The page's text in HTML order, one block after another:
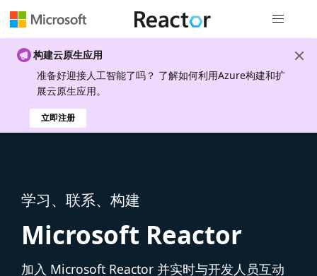
构建云原生应用
准备好迎接人工智能了吗？ 了解如何利用Azure构建和扩
展云原生应用。
立即注册
学习、联系、构建
Microsoft Reactor
加入 Microsoft Reactor 并实时与开发人员互动